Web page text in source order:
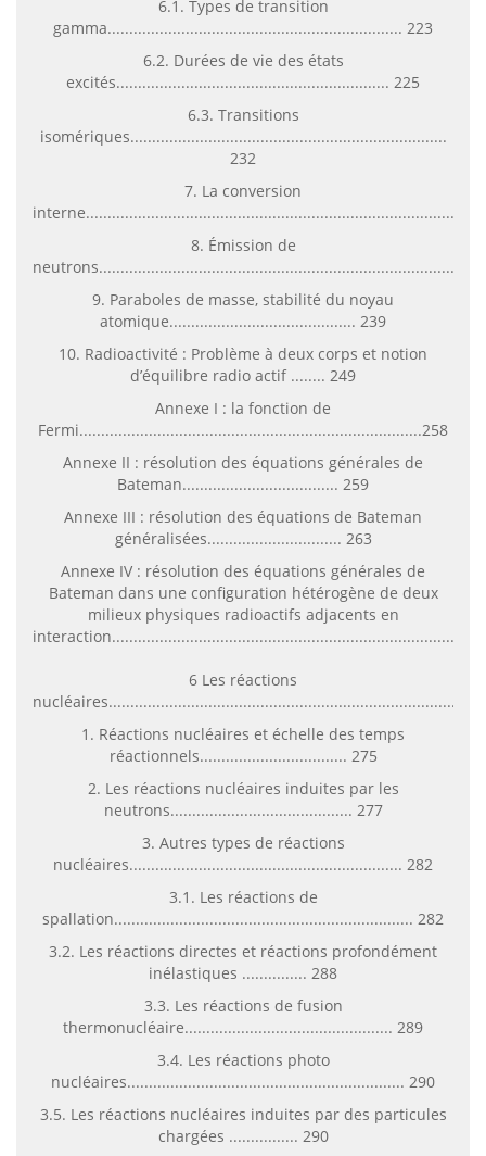
6.1. Types de transition
gamma.................................................................... 223
6.2. Durées de vie des états
excités............................................................... 225
6.3. Transitions
isomériques.........................................................................
232
7. La conversion
interne.....................................................................................234
8. Émission de
9. Paraboles de masse, stabilité du noyau
atomique........................................... 239
10. Radioactivité : Problème à deux corps et notion
d’équilibre radio actif ........ 249
Annexe I : la fonction de
Fermi...............................................................................258
Annexe II : résolution des équations générales de
Bateman.................................... 259
Annexe III : résolution des équations de Bateman
généralisées............................... 263
Annexe IV : résolution des équations générales de
Bateman dans une configuration hétérogène de deux
milieux physiques radioactifs adjacents en
6 Les réactions
1. Réactions nucléaires et échelle des temps
réactionnels.................................. 275
2. Les réactions nucléaires induites par les
neutrons.......................................... 277
3. Autres types de réactions
nucléaires............................................................... 282
3.1. Les réactions de
spallation..................................................................... 282
3.2. Les réactions directes et réactions profondément
inélastiques ............... 288
3.3. Les réactions de fusion
thermonucléaire................................................ 289
3.4. Les réactions photo
nucléaires................................................................ 290
3.5. Les réactions nucléaires induites par des particules
chargées ................ 290